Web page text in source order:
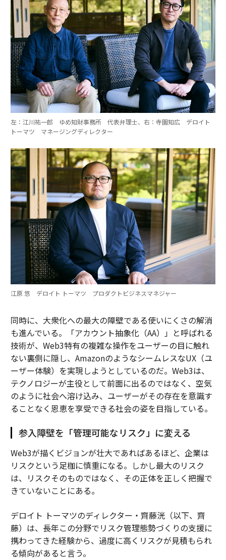
左：江川祐一郎 ゆめ知財事務所 代表弁理士、右：寺園知広 デロイト
トーマツ マネージングディレクター
江原 悠 デロイト トーマツ プロダクトビジネスマネジャー
同時に、大衆化への最大の障壁である使いにくさの解消
も進んでいる。「アカウント抽象化（AA）」と呼ばれる
技術が、Web3特有の複雑な操作をユーザーの目に触れ
ない裏側に隠し、AmazonのようなシームレスなUX（ユ
ーザー体験）を実現しようとしているのだ。Web3は、
テクノロジーが主役として前面に出るのではなく、空気
のように社会へ溶け込み、ユーザーがその存在を意識す
ることなく恩恵を享受できる社会の姿を目指している。
参入障壁を「管理可能なリスク」に変える
Web3が描くビジョンが壮大であればあるほど、企業は
リスクという足枷に慎重になる。しかし最大のリスク
は、リスクそのものではなく、その正体を正しく把握で
きていないことにある。
デロイト トーマツのディレクター・齊藤洸（以下、齊
藤）は、長年この分野でリスク管理態勢づくりの支援に
携わってきた経験から、過度に高くリスクが見積もられ
る傾向があると言う。